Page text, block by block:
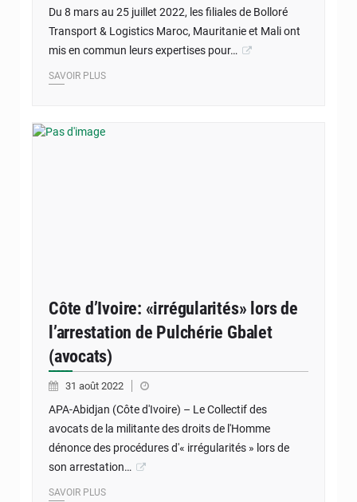
Du 8 mars au 25 juillet 2022, les filiales de Bolloré
Transport & Logistics Maroc, Mauritanie et Mali ont
mis en commun leurs expertises pour…
SAVOIR PLUS
Côte d’Ivoire: «irrégularités» lors de
l’arrestation de Pulchérie Gbalet
(avocats)
31 août 2022
APA-Abidjan (Côte d'Ivoire) – Le Collectif des
avocats de la militante des droits de l'Homme
dénonce des procédures d'« irrégularités » lors de
son arrestation…
SAVOIR PLUS